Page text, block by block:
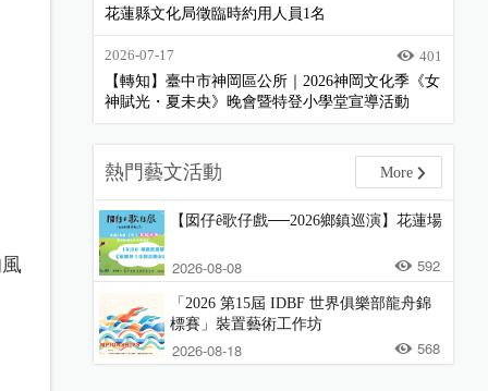
花蓮縣文化局徵臨時約用人員1名
2026-07-17
401
【轉知】臺中市神岡區公所｜2026神岡文化季《女
神賦光・夏未央》晚會暨特登小學堂宣導活動
熱門藝文活動 More
【囡仔ê歌仔戲──2026鄉鎮巡演】花蓮場
2026-08-08 592
「2026 第15屆 IDBF 世界俱樂部龍舟錦
標賽」裝置藝術工作坊
2026-08-18 568